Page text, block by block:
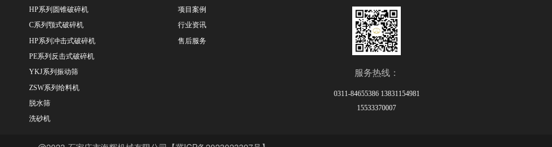
HP系列圆锥破碎机
C系列颚式破碎机
HP系列冲击式破碎机
PE系列反击式破碎机
YKJ系列振动筛
ZSW系列给料机
脱水筛
洗砂机
项目案例
行业资讯
售后服务
服务热线：
0311-84655386 13831154981
15533370007